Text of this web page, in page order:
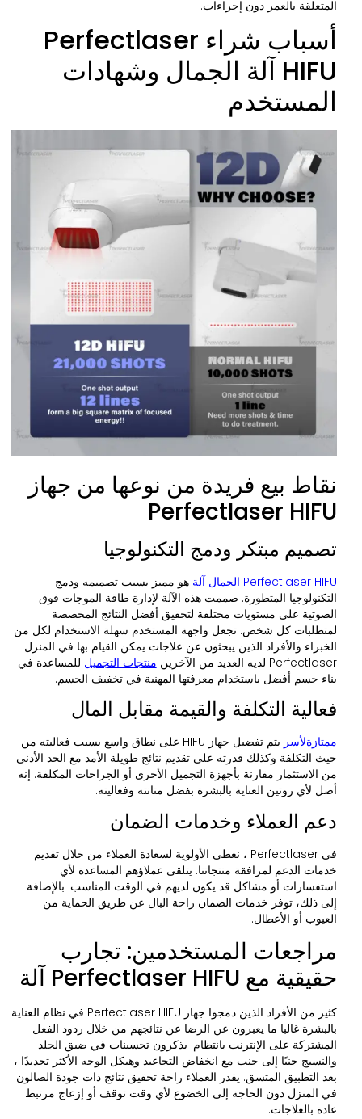
المتعلقة بالعمر دون إجراءات.
أسباب شراء Perfectlaser
HIFU آلة الجمال وشهادات
المستخدم
نقاط بيع فريدة من نوعها من جهاز
Perfectlaser HIFU
تصميم مبتكر ودمج التكنولوجيا
Perfectlaser HIFU الجمال آلةهو مميز بسبب تصميمه ودمج
التكنولوجيا المتطورة. صممت هذه الآلة لإدارة طاقة الموجات فوق
الصوتية على مستويات مختلفة لتحقيق أفضل النتائج المخصصة
لمتطلبات كل شخص. تجعل واجهة المستخدم سهلة الاستخدام لكل من
الخبراء والأفراد الذين يبحثون عن علاجات يمكن القيام بها في المنزل.
Perfectlaser لديه العديد من الآخرين
منتجات التجميل للمساعدة في
بناء جسم أفضل باستخدام معرفتها المهنية في تخفيف الجسم.
فعالية التكلفة والقيمة مقابل المال
ممتازةلأسر
يتم تفضيل جهاز HIFU على نطاق واسع بسبب فعاليته من
حيث التكلفة وكذلك قدرته على تقديم نتائج طويلة الأمد مع الحد الأدنى
من الاستثمار مقارنة بأجهزة التجميل الأخرى أو الجراحات المكلفة. إنه
أصل لأي روتين العناية بالبشرة بفضل متانته وفعاليته.
دعم العملاء وخدمات الضمان
في Perfectlaser ، نعطي الأولوية لسعادة العملاء من خلال تقديم
خدمات الدعم لمرافقة منتجاتنا. يتلقى عملاؤهم المساعدة لأي
استفسارات أو مشاكل قد يكون لديهم في الوقت المناسب. بالإضافة
إلى ذلك، توفر خدمات الضمان راحة البال عن طريق الحماية من
العيوب أو الأعطال.
مراجعات المستخدمين: تجارب
حقيقية مع Perfectlaser HIFU آلة
كثير من الأفراد الذين دمجوا جهاز Perfectlaser HIFU في نظام العناية
بالبشرة غالبا ما يعبرون عن الرضا عن نتائجهم من خلال ردود الفعل
المشتركة على الإنترنت بانتظام. يذكرون تحسينات في ضيق الجلد
والنسيج جنبًا إلى جنب مع انخفاض التجاعيد وهيكل الوجه الأكثر تحديدًا ،
بعد التطبيق المتسق. يقدر العملاء راحة تحقيق نتائج ذات جودة الصالون
في المنزل دون الحاجة إلى الخضوع لأي وقت توقف أو إزعاج مرتبط
عادة بالعلاجات.